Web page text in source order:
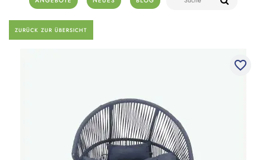
ZURÜCK ZUR ÜBERSICHT
favorite_border